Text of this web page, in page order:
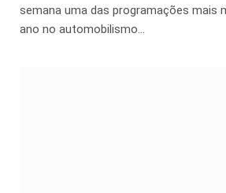
semana uma das programações mais
ano no automobilismo…